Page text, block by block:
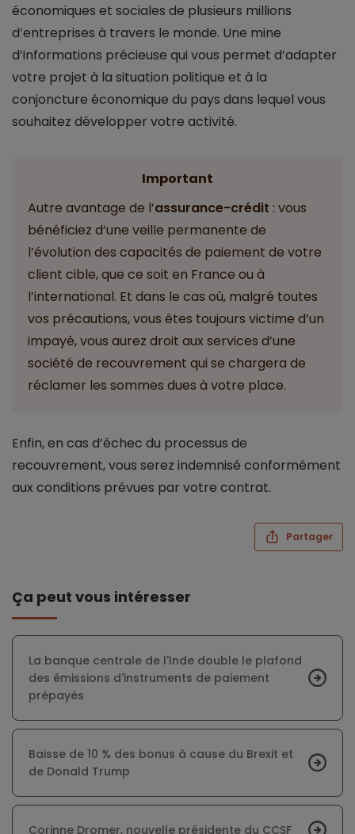
économiques et sociales de plusieurs millions
d’entreprises à travers le monde. Une mine
d’informations précieuse qui vous permet d’adapter
votre projet à la situation politique et à la
conjoncture économique du pays dans lequel vous
souhaitez développer votre activité.
Important
Autre avantage de l’assurance-crédit : vous
bénéficiez d’une veille permanente de
l’évolution des capacités de paiement de votre
client cible, que ce soit en France ou à
l’international. Et dans le cas où, malgré toutes
vos précautions, vous êtes toujours victime d’un
impayé, vous aurez droit aux services d’une
société de recouvrement qui se chargera de
réclamer les sommes dues à votre place.
Enfin, en cas d’échec du processus de
recouvrement, vous serez indemnisé conformément
aux conditions prévues par votre contrat.
Partager
Ça peut vous intéresser
La banque centrale de l'Inde double le plafond
des émissions d'instruments de paiement
prépayés
Baisse de 10 % des bonus à cause du Brexit et
de Donald Trump
Corinne Dromer, nouvelle présidente du CCSF